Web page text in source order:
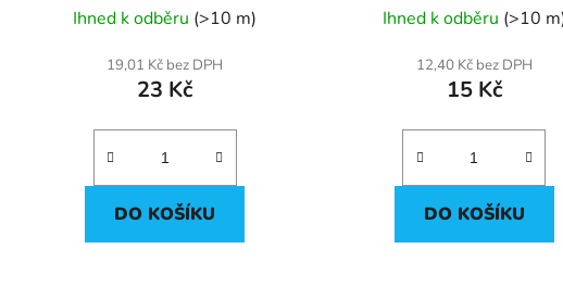
Ihned k odběru (>10 m)
19,01 Kč bez DPH
23 Kč
DO KOŠÍKU
Ihned k odběru (>10
12,40 Kč bez DPH
15 Kč
DO KOŠÍKU